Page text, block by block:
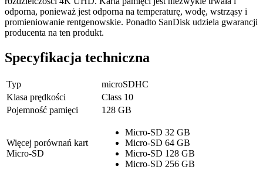
odporna, ponieważ jest odporna na temperaturę, wodę, wstrząsy i
promieniowanie rentgenowskie. Ponadto SanDisk udziela gwarancji
producenta na ten produkt.
Specyfikacja techniczna
Typ
microSDHC
Klasa prędkości
Class 10
Pojemność pamięci
128 GB
Więcej porównań kart
Micro-SD
Micro-SD 32 GB
Micro-SD 64 GB
Micro-SD 128 GB
Micro-SD 256 GB